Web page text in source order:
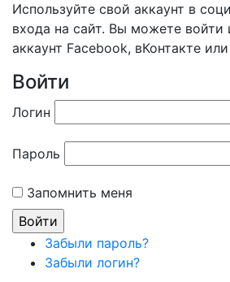
Используйте свой аккаунт в
входа на сайт. Вы можете войти
аккаунт Facebook, вКонтакте
Войти
Логин
Пароль
Запомнить меня
Забыли пароль?
Забыли логин?